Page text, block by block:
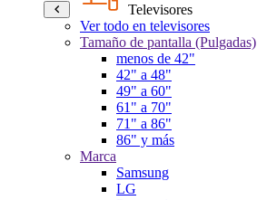
Televisores
Ver todo en televisores
Tamaño de pantalla (Pulgadas)
menos de 42"
42" a 48"
49" a 60"
61" a 70"
71" a 86"
86" y más
Marca
Samsung
LG